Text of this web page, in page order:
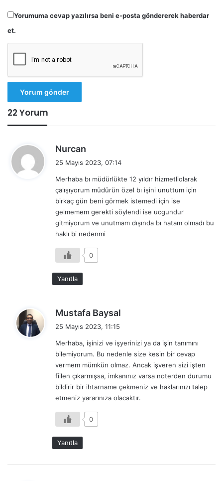
Yorumuma cevap yazılırsa beni e-posta göndererek haberdar
et.
22 Yorum
Nurcan
i
k
i
:
25 Mayıs 2023, 07:14
Merhaba bı müdürlükte 12 yıldır hizmetliolarak
çalışıyorum müdürün özel bı işini unuttum için
birkaç gün beni görmek istemedi için ise
gelmemem gerekti söylendi ise ucgundur
gitmiyorum ve unutmam dışında bı hatam olmadı bu
haklı bi nedenmi
0
Yanıtla
Mustafa Baysal
i
k
i
:
25 Mayıs 2023, 11:15
Merhaba, işinizi ve işyerinizi ya da işin tanımını
bilemiyorum. Bu nedenle size kesin bir cevap
vermem mümkün olmaz. Ancak işveren sizi işten
fiilen çıkarmışsa, imkanınız varsa noterden durumu
bildirir bir ihtarname çekmeniz ve haklarınızı talep
etmeniz yararınıza olacaktır.
0
Yanıtla